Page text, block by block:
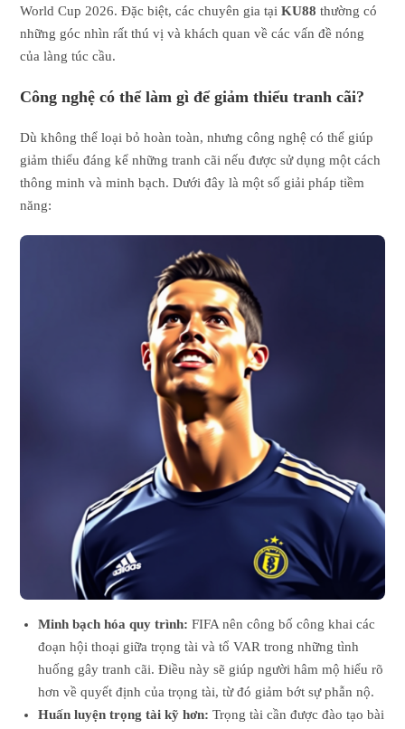
World Cup 2026. Đặc biệt, các chuyên gia tạiKU88 thường có
những góc nhìn rất thú vị và khách quan về các vấn đề nóng
của làng túc cầu.
Công nghệ có thể làm gì để giảm thiểu tranh cãi?
Dù không thể loại bỏ hoàn toàn, nhưng công nghệ có thể giúp
giảm thiểu đáng kể những tranh cãi nếu được sử dụng một cách
thông minh và minh bạch. Dưới đây là một số giải pháp tiềm
năng:
Minh bạch hóa quy trình: FIFA nên công bố công khai các
đoạn hội thoại giữa trọng tài và tổ VAR trong những tình
huống gây tranh cãi. Điều này sẽ giúp người hâm mộ hiểu rõ
hơn về quyết định của trọng tài, từ đó giảm bớt sự phẫn nộ.
Huấn luyện trọng tài kỹ hơn: Trọng tài cần được đào tạo bài